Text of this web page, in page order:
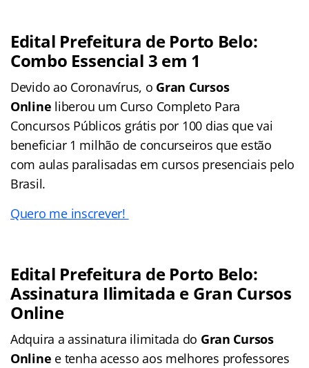
Edital Prefeitura de Porto Belo:
Combo Essencial 3 em 1
Devido ao Coronavírus, o Gran Cursos
Online liberou um Curso Completo Para
Concursos Públicos grátis por 100 dias que vai
beneficiar 1 milhão de concurseiros que estão
com aulas paralisadas em cursos presenciais pelo
Brasil.
Quero me inscrever!
Edital Prefeitura de Porto Belo:
Assinatura Ilimitada e Gran Cursos
Online
Adquira a assinatura ilimitada do Gran Cursos
Online e tenha acesso aos melhores professores